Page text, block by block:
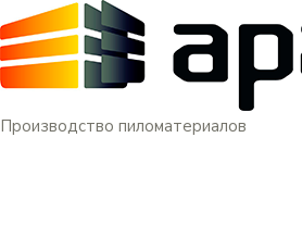
Производство пиломатериалов
Меню
Перейти
к
содержимому